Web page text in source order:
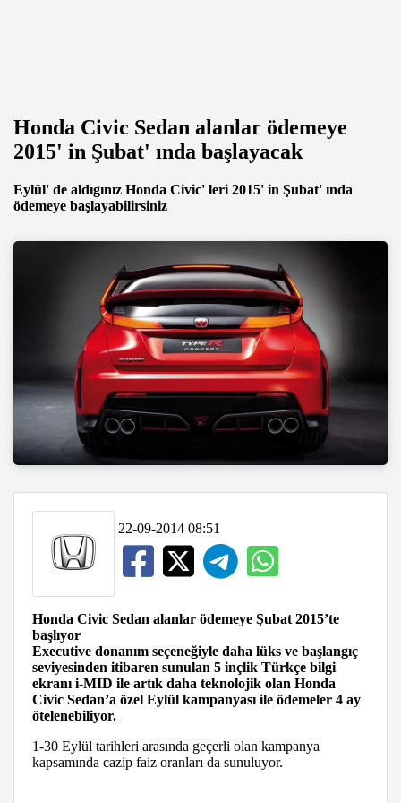
Honda Civic Sedan alanlar ödemeye
2015' in Şubat' ında başlayacak
Eylül' de aldıgınız Honda Civic' leri 2015' in Şubat' ında
ödemeye başlayabilirsiniz
22-09-2014 08:51
Honda Civic Sedan alanlar ödemeye Şubat 2015’te
başlıyor
Executive donanım seçeneğiyle daha lüks ve başlangıç
seviyesinden itibaren sunulan 5 inçlik Türkçe bilgi
ekranı i-MID ile artık daha teknolojik olan Honda
Civic Sedan’a özel Eylül kampanyası ile ödemeler 4 ay
ötelenebiliyor.
1-30 Eylül tarihleri arasında geçerli olan kampanya
kapsamında cazip faiz oranları da sunuluyor.